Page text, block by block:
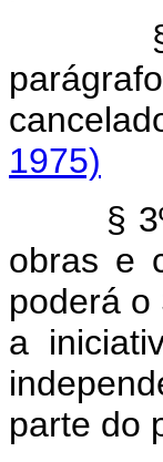
1975)
§
obras e
poderá o
a
parte do